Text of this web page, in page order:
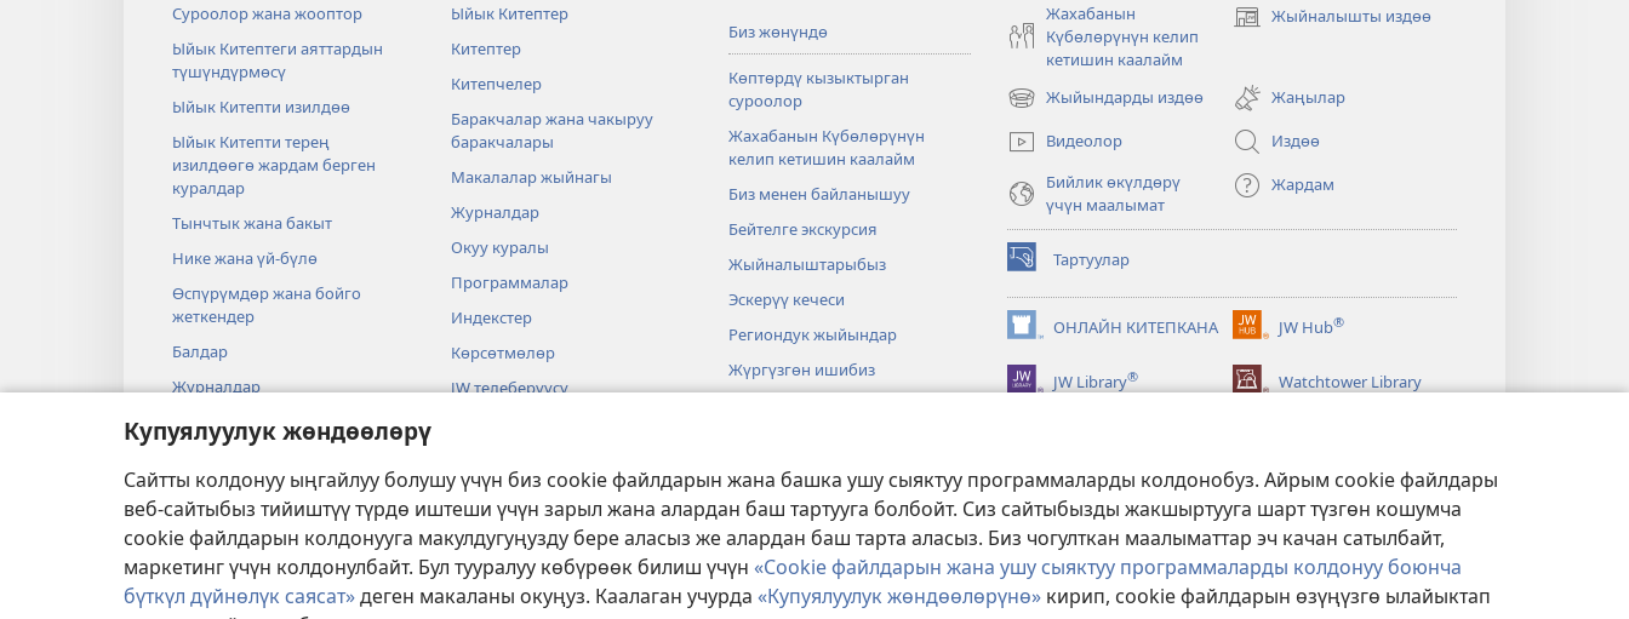
Купуялуулук жөндөөлөрү
Сайтты колдонуу ыңгайлуу болушу үчүн биз cookie файлдарын жана башка ушу сыяктуу программаларды колдонобуз. Айрым cookie файлдары
веб-сайтыбыз тийиштүү түрдө иштеши үчүн зарыл жана алардан баш тартууга болбойт. Сиз сайтыбызды жакшыртууга шарт түзгөн кошумча
cookie файлдарын колдонууга макулдугуңузду бере аласыз же алардан баш тарта аласыз. Биз чогулткан маалыматтар эч качан сатылбайт,
маркетинг үчүн колдонулбайт. Бул тууралуу көбүрөөк билиш үчүн «Cookie файлдарын жана ушу сыяктуу программаларды колдонуу боюнча
бүткүл дүйнөлүк саясат»деген макаланы окуңуз. Каалаган учурда «Купуялуулук жөндөөлөрүнө» кирип, cookie файлдарын өзүңүзгө ылайыктап
Суроолор жана жооптор
Ыйык Китептеги аяттардын
түшүндүрмөсү
Ыйык Китепти изилдөө
Ыйык Китепти терең
изилдөөгө жардам берген
куралдар
Тынчтык жана бакыт
Нике жана үй-бүлө
Өспүрүмдөр жана бойго
жеткендер
Балдар
Журналдар
Илим жана Ыйык Китеп
Ыйык Китептер
Китептер
Китепчелер
Баракчалар жана чакыруу
баракчалары
Макалалар жыйнагы
Журналдар
Окуу куралы
Программалар
Индекстер
Көрсөтмөлөр
JW телеберүүсү
Аудиодрамалар
Ыйык Китепти көркөм окуу
Биз жөнүндө
Көптөрдү кызыктырган
суроолор
Жахабанын Күбөлөрүнүн
келип кетишин каалайм
Биз менен байланышуу
Бейтелге экскурсия
Жыйналыштарыбыз
Эскерүү кечеси
Региондук жыйындар
Жүргүзгөн ишибиз
Жахабанын
Күбөлөрүнүн келип
кетишин каалайм
Жыйналышты издөө
(жаңы
Жыйындарды издөө
(жаңы
терезе
ачат)
Жаңылар
Видеолор
Издөө
Бийлик өкүлдөрү
үчүн маалымат
Жардам
Тартуулар
(жаңы
терезе
ачат)
ОНЛАЙН КИТЕПКАНА
(жаңы
терезе
ачат)
JW Hub®
(жаңы
терезе
ачат)
JW Library® Watchtower Library